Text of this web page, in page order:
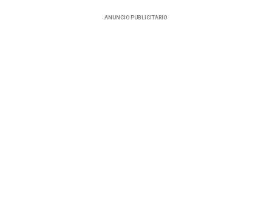
ANUNCIO PUBLICITARIO